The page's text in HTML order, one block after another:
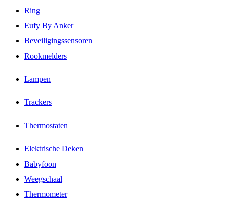
Ring
Eufy By Anker
Beveiligingssensoren
Rookmelders
Lampen
Trackers
Thermostaten
Elektrische Deken
Babyfoon
Weegschaal
Thermometer